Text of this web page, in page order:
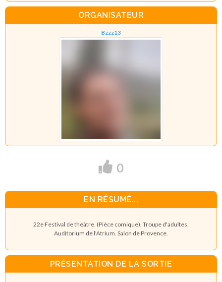
ORGANISATEUR
Bzzz13
0
EN RÉSUMÉ...
22e Festival de théâtre. (Pièce comique). Troupe d'adultes.
Auditorium de l'Atrium. Salon de Provence.
PRÉSENTATION DE LA SORTIE